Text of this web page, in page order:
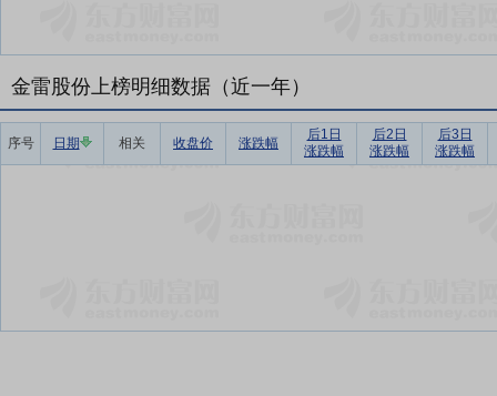
金雷股份上榜明细数据（近一年）
序号 日期 相关 收盘价 涨跌幅
后1日
涨跌幅
后2日
涨跌幅
后3日
涨跌幅